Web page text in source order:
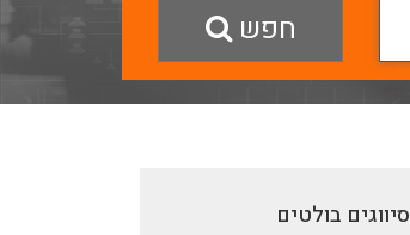
חפש
סיווגים בולטים